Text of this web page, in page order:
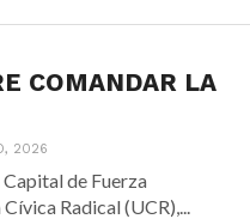
COMANDAR LA
2026
Capital de Fuerza
Radical (UCR),...